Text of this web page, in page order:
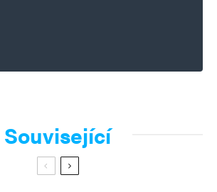
Související